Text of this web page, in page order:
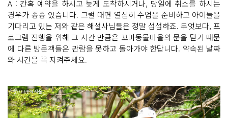
A : 간혹 예약을 하시고 늦게 도착하시거나, 당일에 취소를 하시는
경우가 종종 있습니다. 그럴 때면 열심히 수업을 준비하고 아이들을
기다리고 있는 저와 같은 해설사님들은 정말 섭섭하죠. 무엇보다, 프
로그램 진행을 위해 그 시간 만큼은 꼬마동물마을의 문을 닫기 때문
에 다른 방문객들은 관람을 못하고 돌아가야 한답니다. 약속된 날짜
와 시간을 꼭 지켜주세요.